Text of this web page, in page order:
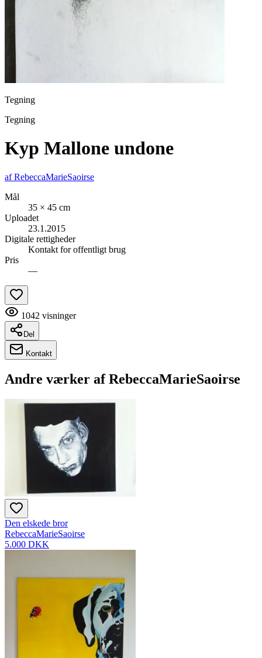
Tegning
Tegning
Kyp Mallone undone
afRebeccaMarieSaoirse
Mål
35 × 45 cm
Uploadet
23.1.2015
Digitale rettigheder
Kontakt for offentligt brug
Pris
—
1042 visninger
Del
Kontakt
Andre værker afRebeccaMarieSaoirse
Den elskede bror
RebeccaMarieSaoirse
5.000 DKK